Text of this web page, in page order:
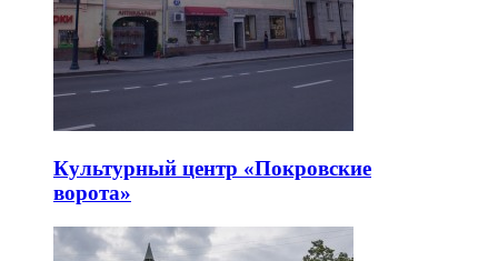
Культурный центр «Покровские
ворота»